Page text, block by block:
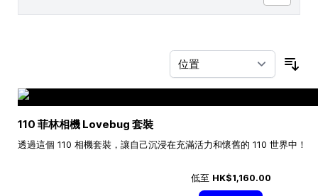
110 菲林相機 Lovebug 套裝
透過這個 110 相機套裝，讓自己沉浸在充滿活力和懷舊的 110 世界中！
低至 HK$1,160.00